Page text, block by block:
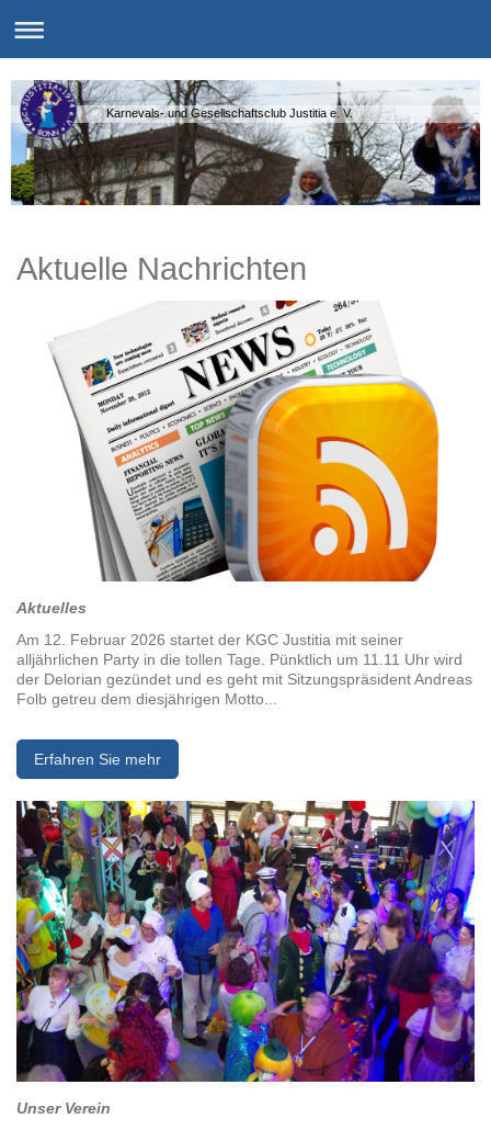
Karnevals- und Gesellschaftsclub Justitia e. V.
Aktuelle Nachrichten
Aktuelles
Am 12. Februar 2026 startet der KGC Justitia mit seiner
alljährlichen Party in die tollen Tage. Pünktlich um 11.11 Uhr wird
der Delorian gezündet und es geht mit Sitzungspräsident Andreas
Folb getreu dem diesjährigen Motto...
Erfahren Sie mehr
Unser Verein